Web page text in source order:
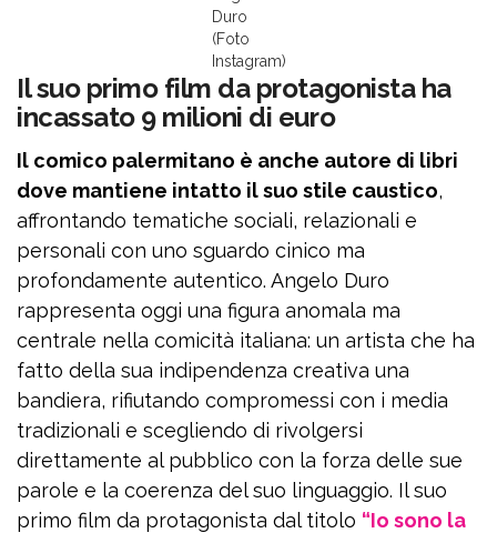
Duro
(Foto
Instagram)
Il suo primo film da protagonista ha
incassato 9 milioni di euro
Il comico palermitano è anche autore di libri
dove mantiene intatto il suo stile caustico,
affrontando tematiche sociali, relazionali e
personali con uno sguardo cinico ma
profondamente autentico. Angelo Duro
rappresenta oggi una figura anomala ma
centrale nella comicità italiana: un artista che ha
fatto della sua indipendenza creativa una
bandiera, rifiutando compromessi con i media
tradizionali e scegliendo di rivolgersi
direttamente al pubblico con la forza delle sue
parole e la coerenza del suo linguaggio. Il suo
primo film da protagonista dal titolo “Io sono la